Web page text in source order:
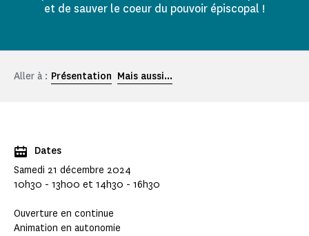
et de sauver le coeur du pouvoir épiscopal !
Aller à : Présentation Mais aussi...
Dates
Samedi 21 décembre 2024
10h30 - 13h00 et 14h30 - 16h30
Ouverture en continue
Animation en autonomie